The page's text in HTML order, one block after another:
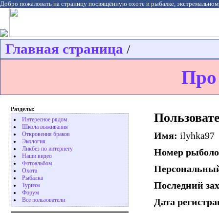
Добро пожаловать на страницу посвящённую охоте и рыбалке,
Главная страница /
Про
Разделы:
Интересное рядом.
Школа выживания
Откровения браков
Экология
Ликбез по интернету
Наши видео
Фотоальбом
Охота
Pыбалка
Туризм
Форум
Все пользователи
Имя: ilyhka97
Номер
Последний
Дата